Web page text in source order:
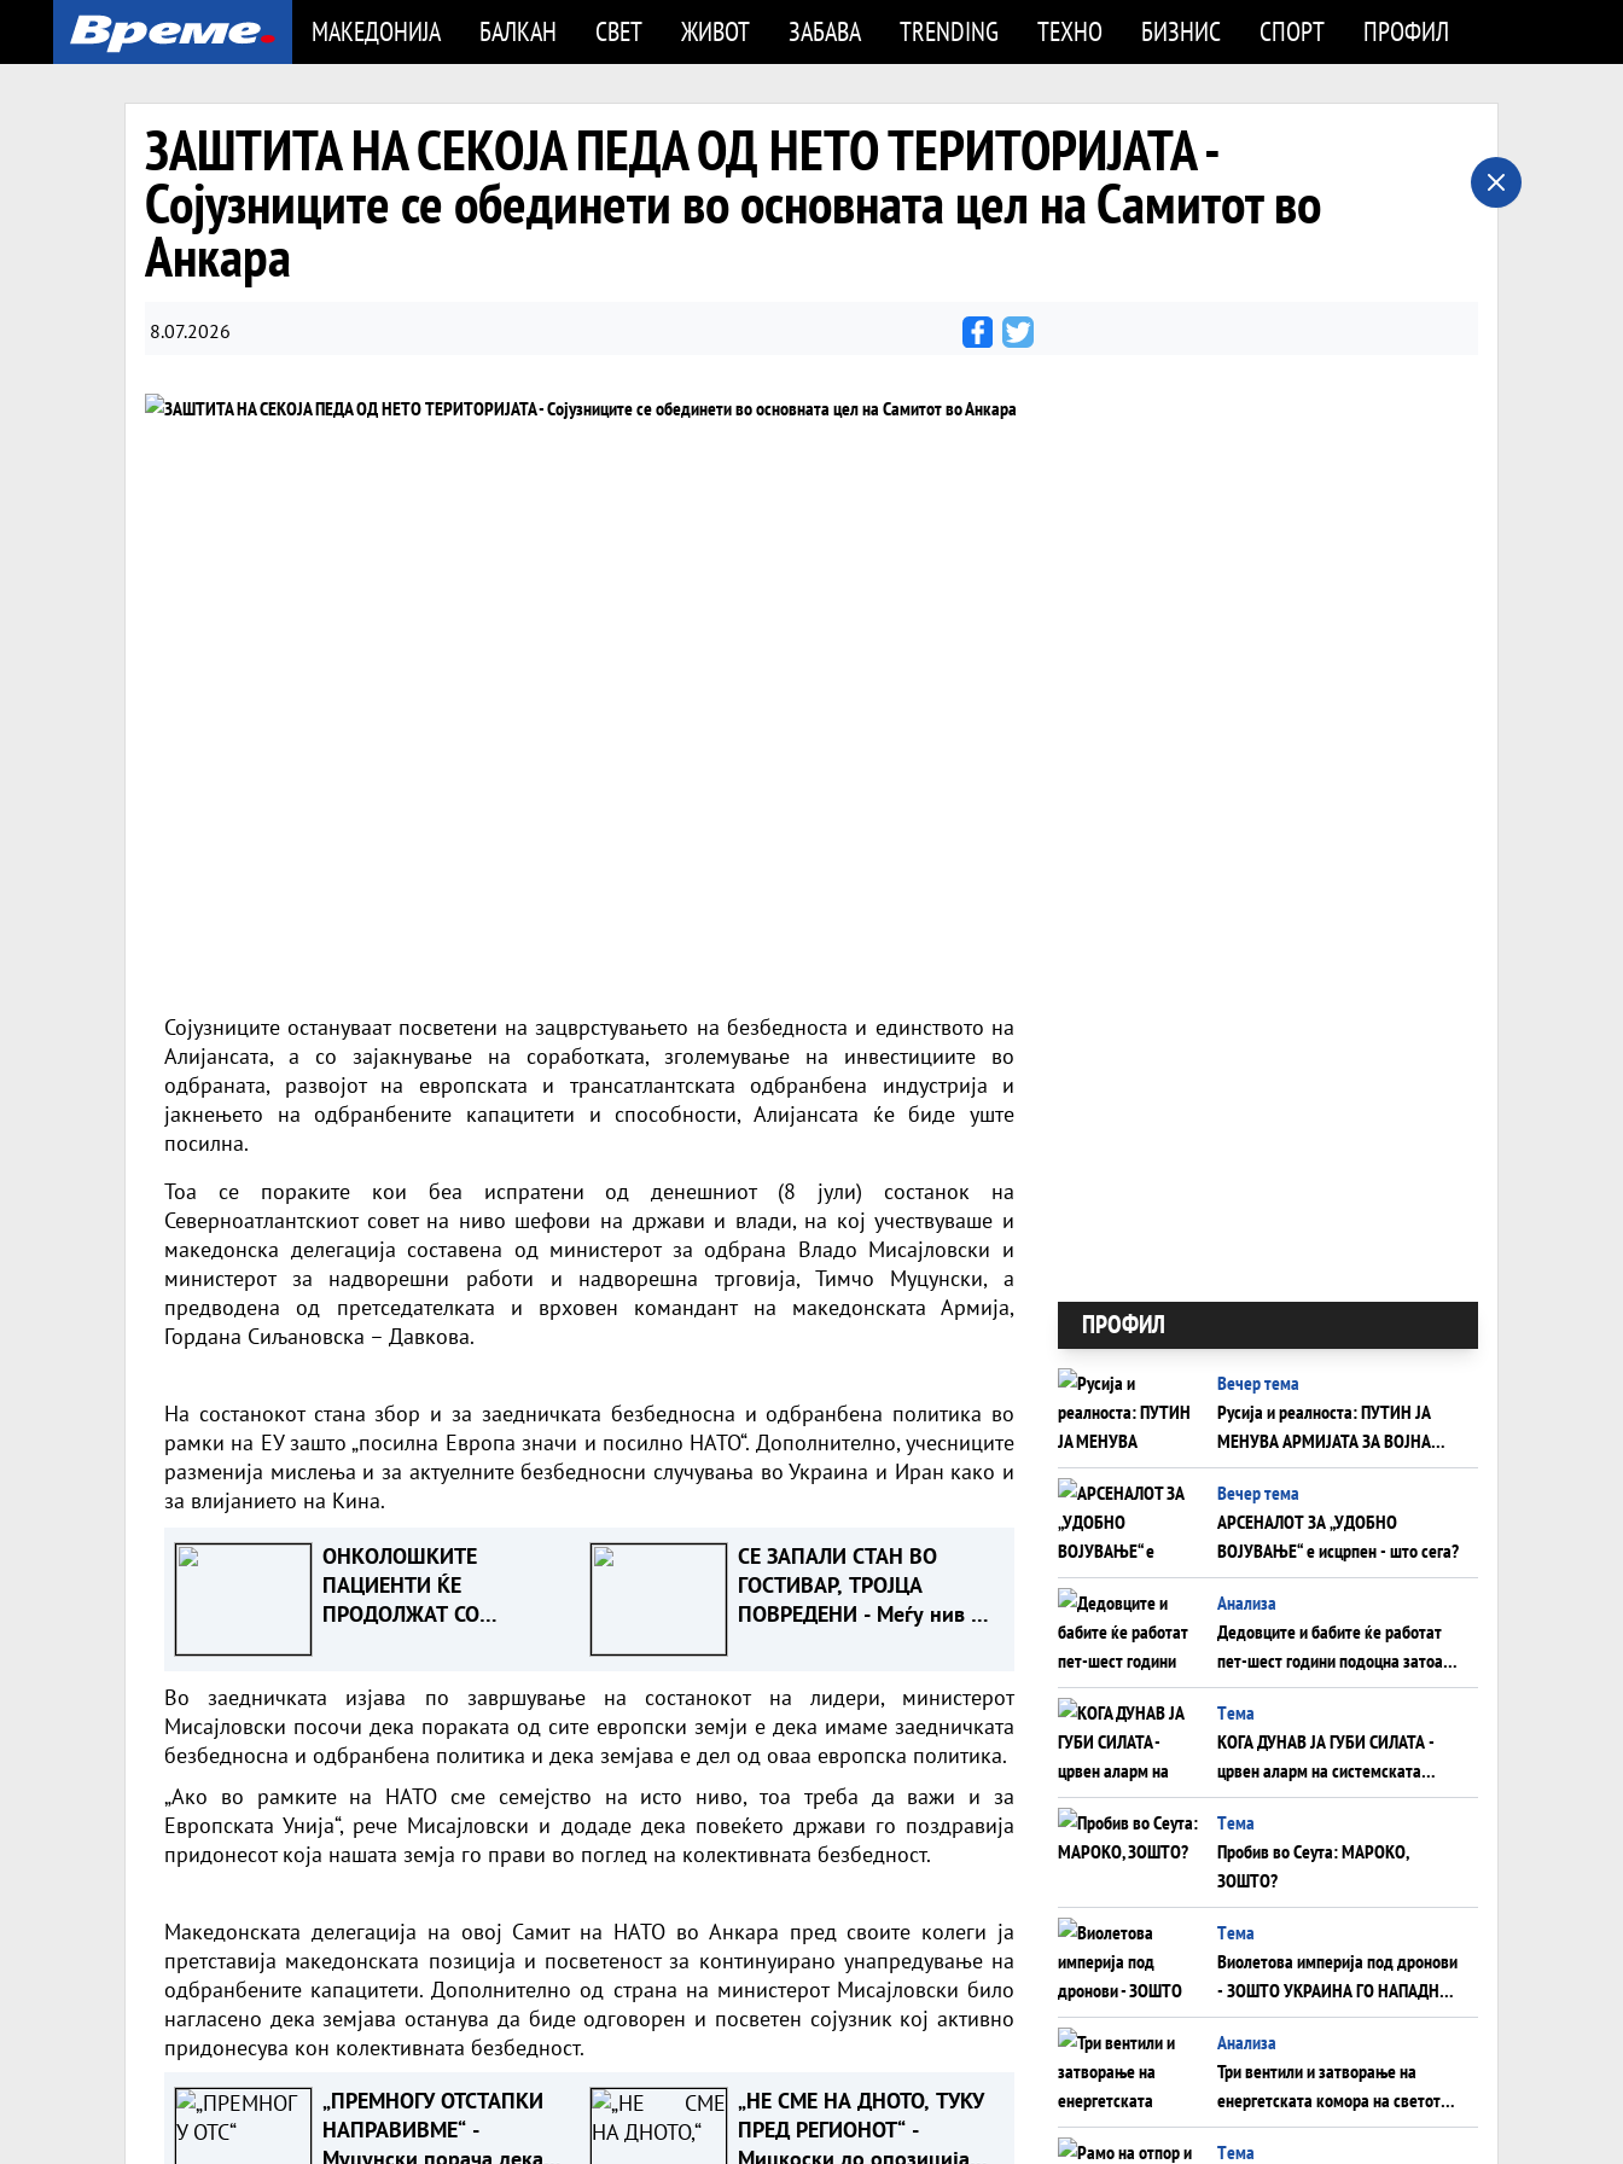
МАКЕДОНИЈА БАЛКАН СВЕТ ЖИВОТ ЗАБАВА TRENDING ТЕХНО БИЗНИС СПОРТ ПРОФИЛ
ЗАШТИТА НА СЕКОЈА ПЕДА ОД НЕТО ТЕРИТОРИЈАТА -
Сојузниците се обединети во основната цел на Самитот во
Анкара
8.07.2026
Сојузниците остануваат посветени на зацврстувањето на безбедноста и единството на
Алијансата, а со зајакнување на соработката, зголемување на инвестициите во
одбраната, развојот на европската и трансатлантската одбранбена индустрија и
јакнењето на одбранбените капацитети и способности, Алијансата ќе биде уште
посилна.
Тоа се пораките кои беа испратени од денешниот (8 јули) состанок на
Северноатлантскиот совет на ниво шефови на држави и влади, на кој учествуваше и
македонска делегација составена од министерот за одбрана Владо Мисајловски и
министерот за надворешни работи и надворешна трговија, Тимчо Муцунски, а
предводена од претседателката и врховен командант на македонската Армија,
Гордана Сиљановска – Давкова.
На состанокот стана збор и за заедничката безбедносна и одбранбена политика во
рамки на ЕУ зашто „посилна Европа значи и посилно НАТО“. Дополнително, учесниците
разменија мислења и за актуелните безбедносни случувања во Украина и Иран како и
за влијанието на Кина.
ОНКОЛОШКИТЕ
ПАЦИЕНТИ ЌЕ
ПРОДОЛЖАТ СО
СЕ ЗАПАЛИ СТАН ВО
ГОСТИВАР, ТРОЈЦА
ПОВРЕДЕНИ - Меѓу нив и
Во заедничката изјава по завршување на состанокот на лидери, министерот
Мисајловски посочи дека пораката од сите европски земји е дека имаме заедничката
безбедносна и одбранбена политика и дека земјава е дел од оваа европска политика.
„Ако во рамките на НАТО сме семејство на исто ниво, тоа треба да важи и за
Европската Унија“, рече Мисајловски и додаде дека повеќето држави го поздравија
придонесот која нашата земја го прави во поглед на колективната безбедност.
Македонската делегација на овој Самит на НАТО во Анкара пред своите колеги ја
претставија македонската позиција и посветеност за континуирано унапредување на
одбранбените капацитети. Дополнително од страна на министерот Мисајловски било
нагласено дека земјава останува да биде одговорен и посветен сојузник кој активно
придонесува кон колективната безбедност.
„ПРЕМНОГУ ОТСТАПКИ
НАПРАВИВМЕ“ -
Муцунски порача дека
„НЕ СМЕ НА ДНОТО, ТУКУ
ПРЕД РЕГИОНОТ“ -
Мицкоски до опозицијата
ПРОФИЛ
Вечер тема
Русија и реалноста: ПУТИН ЈА
МЕНУВА АРМИЈАТА ЗА ВОЈНА
ШТО ОСТАНУВА БЕЗ ФРОНТ
Вечер тема
АРСЕНАЛОТ ЗА „УДОБНО
ВОЈУВАЊЕ“ е исцрпен - што сега?
Анализа
Дедовците и бабите ќе работат
пет-шест години подоцна затоа
што НЕМААТ ВНУЦИ ДА ГИ
ЗАМЕНАТ
Tема
КОГА ДУНАВ ЈА ГУБИ СИЛАТА -
црвен аларм на системската
плоча од јужна Германија до
Црното Море...
Tема
Пробив во Сеута: МАРОКО,
ЗОШТО?
Tема
Виолетова империја под дронови
- ЗОШТО УКРАИНА ГО НАПАДНА
РУСКИОТ WILDBERRIES
Aнализа
Три вентили и затворање на
енергетската комора на светот:
Нападот во Суец најавува
глобален енергетски инфаркт?
Tема